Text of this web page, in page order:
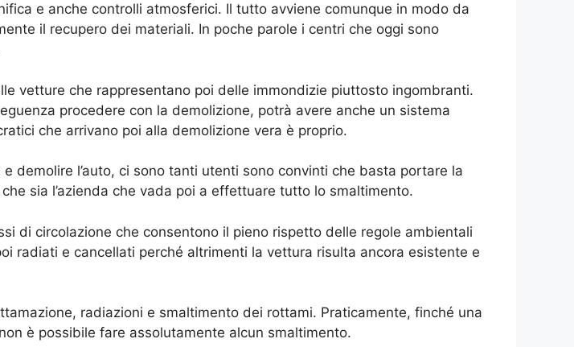
e anche controlli atmosferici. Il tutto avviene comunque in modo da
il recupero dei materiali. In poche parole i centri che oggi sono
vetture che rappresentano poi delle immondizie piuttosto ingombranti.
procedere con la demolizione, potrà avere anche un sistema
che arrivano poi alla demolizione vera è proprio.
demolire l’auto, ci sono tanti utenti sono convinti che basta portare la
sia l’azienda che vada poi a effettuare tutto lo smaltimento.
di circolazione che consentono il pieno rispetto delle regole ambientali
radiati e cancellati perché altrimenti la vettura risulta ancora esistente e
radiazioni e smaltimento dei rottami. Praticamente, finché una
è possibile fare assolutamente alcun smaltimento.